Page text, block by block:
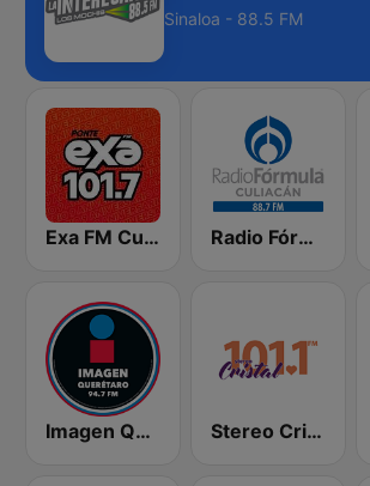
Sinaloa - 88.5 FM
Exa FM Culiacán Radio Fórmula 88.7 FM
Imagen Querétaro 94.7 FM Stereo Cristal 101.1 FM